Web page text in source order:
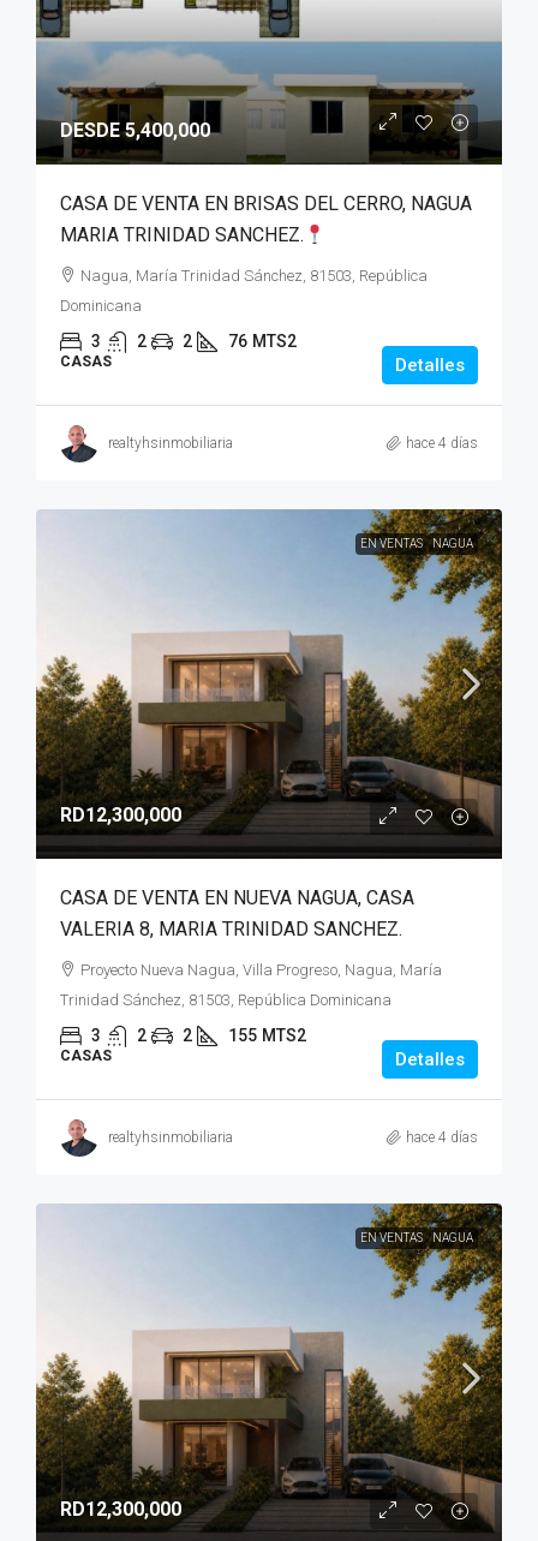
DESDE 5,400,000
CASA DE VENTA EN BRISAS DEL CERRO, NAGUA
MARIA TRINIDAD SANCHEZ.
Nagua, María Trinidad Sánchez, 81503, República
Dominicana
3 2 2 76 MTS2
CASAS Detalles
realtyhsinmobiliaria hace 4 días
EN VENTAS NAGUA
RD12,300,000
CASA DE VENTA EN NUEVA NAGUA, CASA
VALERIA 8, MARIA TRINIDAD SANCHEZ.
Proyecto Nueva Nagua, Villa Progreso, Nagua, María
Trinidad Sánchez, 81503, República Dominicana
3 2 2 155 MTS2
CASAS Detalles
realtyhsinmobiliaria hace 4 días
EN VENTAS NAGUA
RD12,300,000